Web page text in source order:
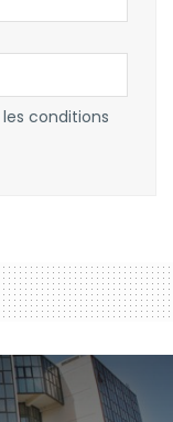
conditions